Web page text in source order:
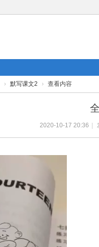
› 默写课文2 › 查看内容
2020-10-17 20:36